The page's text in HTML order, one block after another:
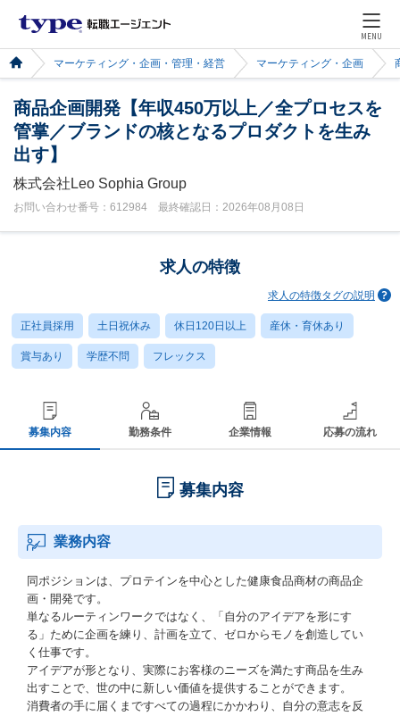
MENU
マーケティング・企画・管理・経営 マーケティング・企画
商品企画開発【年収450万以上／全プロセスを
管掌／ブランドの核となるプロダクトを生み
出す】
株式会社Leo Sophia Group
お問い合わせ番号：612984 最終確認日：2026年08月08日
求人の特徴
求人の特徴タグの説明
正社員採用 土日祝休み 休日120日以上 産休・育休あり
賞与あり 学歴不問 フレックス
募集内容 勤務条件 企業情報 応募の流れ
募集内容
業務内容
同ポジションは、プロテインを中心とした健康食品商材の商品企
画・開発です。
単なるルーティンワークではなく、「自分のアイデアを形にす
る」ために企画を練り、計画を立て、ゼロからモノを創造してい
く仕事です。
アイデアが形となり、実際にお客様のニーズを満たす商品を生み
出すことで、世の中に新しい価値を提供することができます。
消費者の手に届くまですべての過程にかかわり、自分の意志を反